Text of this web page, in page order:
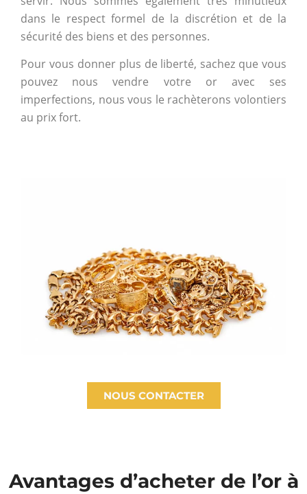
dans le respect formel de la discrétion et de la
sécurité des biens et des personnes.
Pour vous donner plus de liberté, sachez que vous
pouvez nous vendre votre or avec ses
imperfections, nous vous le rachèterons volontiers
au prix fort.
NOUS CONTACTER
Avantages d’acheter de l’or à